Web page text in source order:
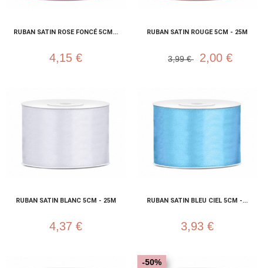
RUBAN SATIN ROSE FONCÉ 5CM...
4,15 €
RUBAN SATIN ROUGE 5CM - 25M
3,99 € 2,00 €
RUBAN SATIN BLANC 5CM - 25M
4,37 €
RUBAN SATIN BLEU CIEL 5CM -...
3,93 €
-50%